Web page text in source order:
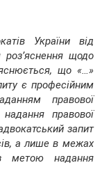
України від
щодо
що «…»
є професійним
правової
правової
запит
а лише в межах
метою надання